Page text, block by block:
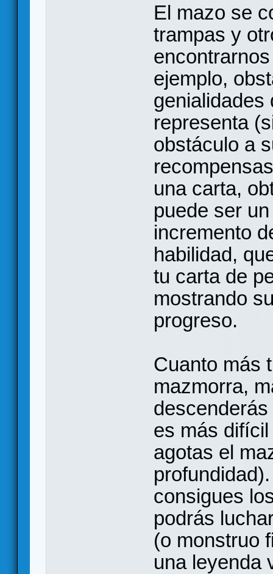
El mazo se
trampas y
ejemplo,
genialidades
representa
obstáculo a
una carta,
puede ser
incremento
habilidad,
tu carta de
mostrando
progreso.
Cuanto más
mazmorra,
es más
agotas el
consigues
podrás
(o monstruo
una leyenda